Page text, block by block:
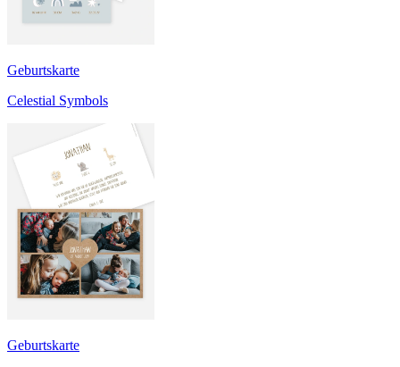
Geburtskarte
Celestial Symbols
Geburtskarte